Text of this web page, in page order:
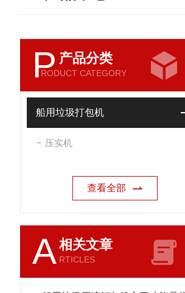
P 产品分类
RODUCT CATEGORY
船用垃圾打包机
压实机
查看全部
A相关文章
RTICLES